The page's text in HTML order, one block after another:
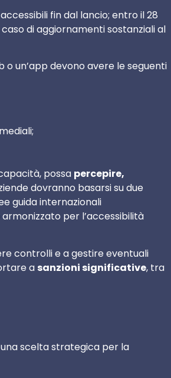
fin dal lancio; entro il 28
di aggiornamenti sostanziali al
o un’app devono avere le seguenti
possa percepire,
dovranno basarsi su due
guida internazionali
per l’accessibilità
controlli e a gestire eventuali
a sanzioni significative, tra
scelta strategica per la